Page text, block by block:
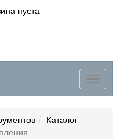
пуста
Каталог